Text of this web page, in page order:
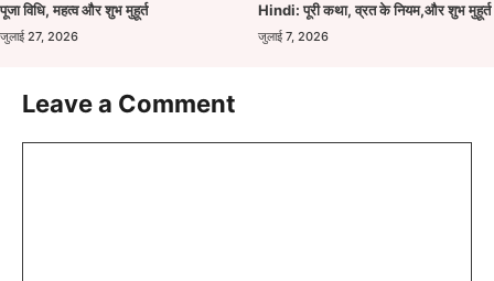
पूजा विधि, महत्व और शुभ मुहूर्त
जुलाई 27, 2026
Hindi: पूरी कथा, व्रत के नियम,और शुभ मुहूर्त
जुलाई 7, 2026
Leave a Comment